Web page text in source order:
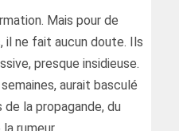
Mais pour de
ne fait aucun doute. Ils
presque insidieuse.
aurait basculé
la propagande, du